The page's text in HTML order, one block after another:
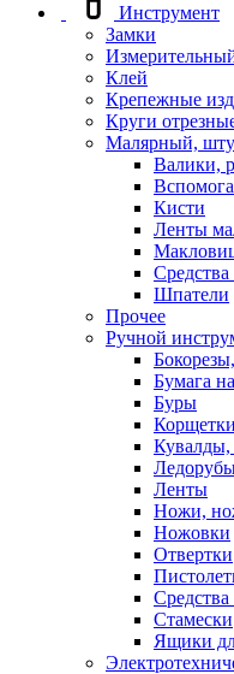
Инструмент
Замки
Клей
Крепежные
Круги
Малярный,
Валики,
Кисти
Ленты
Шпатели
Прочее
Ручной
Бумага
Буры
Корщетки
Кувалды,
Ленты
Ножи,
Ножовки
Отвертки
Стамески
Ящики